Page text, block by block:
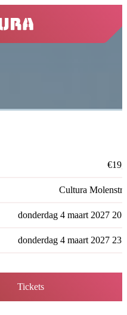
home
Cultura
donderdag 4 maart 2027
donderdag 4 maart 2027
Tickets